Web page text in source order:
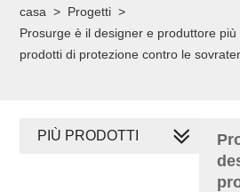
casa > Progetti >
Prosurge è il designer e produttore
prodotti di protezione contro le
PIÙ PRODOTTI